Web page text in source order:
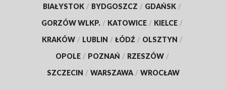
BIAŁYSTOK / BYDGOSZCZ / GDAŃSK /
GORZÓW WLKP. / KATOWICE / KIELCE /
KRAKÓW / LUBLIN / ŁÓDŹ / OLSZTYN /
OPOLE / POZNAŃ / RZESZÓW /
SZCZECIN / WARSZAWA / WROCŁAW